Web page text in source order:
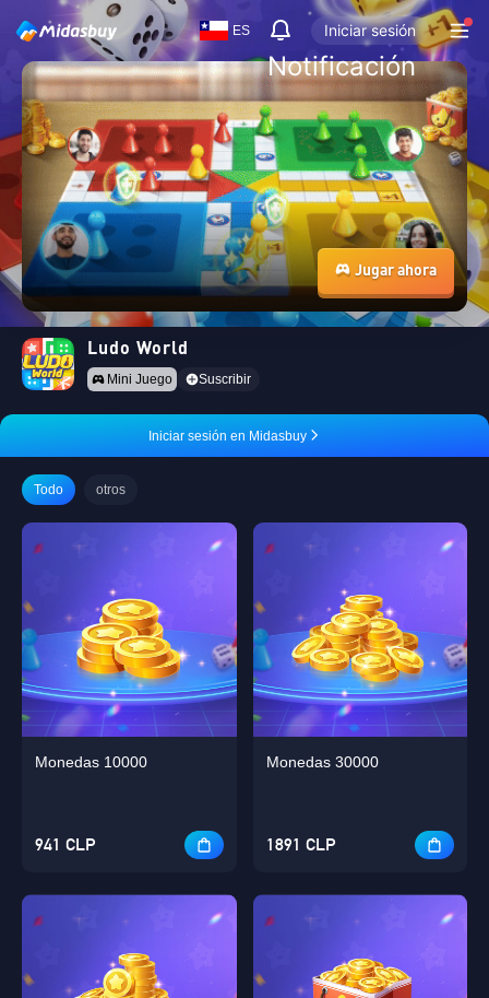
ES
Notificación
Iniciar sesión
Jugar ahora
Ludo World
Mini Juego Suscribir
Iniciar sesión en Midasbuy
Todo otros
Monedas 10000
941 CLP
Monedas 30000
1891 CLP